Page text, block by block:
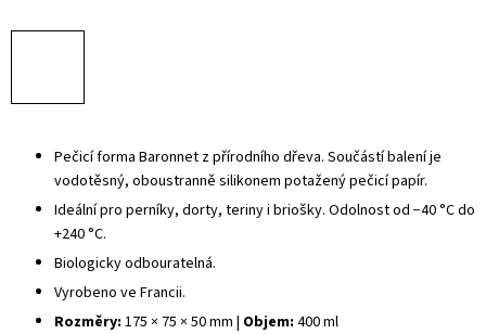
Pečicí forma Baronnet z přírodního dřeva. Součástí balení je
vodotěsný, oboustranně silikonem potažený pečicí papír.
Ideální pro perníky, dorty, teriny i briošky. Odolnost od −40 °C do
+240 °C.
Biologicky odbouratelná.
Vyrobeno ve Francii.
Rozměry: 175 × 75 × 50 mm | Objem: 400 ml